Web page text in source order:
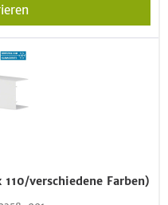
verschiedene Farben)